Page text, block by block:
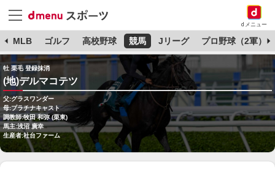
dメニュー
MLB ゴルフ 高校野球 競馬 Jリーグ プロ野球（2軍）
牡 栗毛 登録抹消
(地)デルマコテツ
父:グラスワンダー
母:プラチナキャスト
調教師:牧田 和弥 (栗東)
馬主:浅沼 廣幸
生産者:社台ファーム